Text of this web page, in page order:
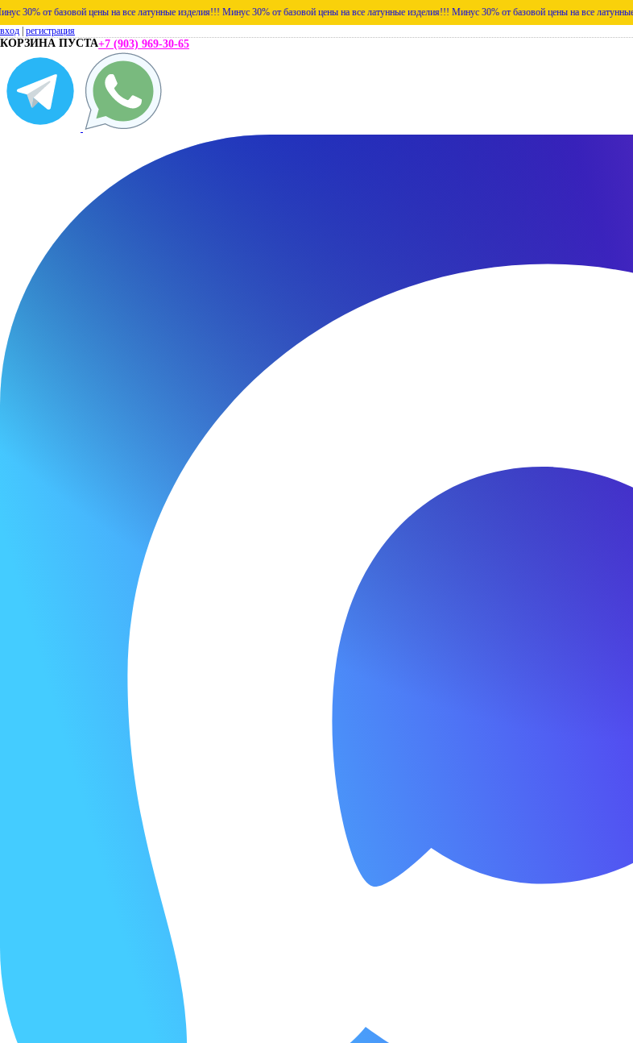
базовой цены на все латунные изделия!!! Минус 30% от базовой цены на все латунные изделия!!! Минус 30% от базовой цены на все латунные изделия!!!
вход регистрация
КОРЗИНА ПУСТА+7 (903) 969-30-65